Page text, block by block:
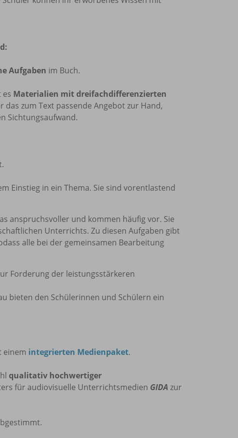
Aufgaben im Buch.
es Materialien mit dreifachdifferenzierten
das zum Text passende Angebot zur Hand,
Sichtungsaufwand.
Einstieg in ein Thema. Sie sind vorentlastend
anspruchsvoller und kommen häufig vor. Sie
Unterrichts. Zu diesen Aufgaben gibt
alle bei der gemeinsamen Bearbeitung
Forderung der leistungsstärkeren
bieten den Schülerinnen und Schülern ein
einem integrierten Medienpaket.
qualitativ hochwertiger
für audiovisuelle Unterrichtsmedien GIDA zur